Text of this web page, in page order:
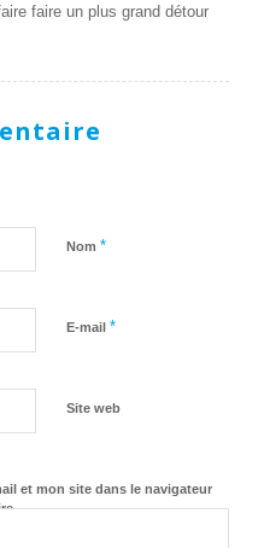
faire un plus grand détour
Nom *
E-mail *
Site web
et mon site dans le navigateur